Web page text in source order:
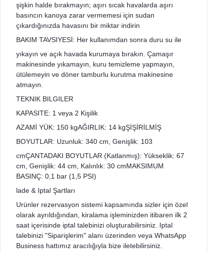
şişkin halde bırakmayın; aşırı sıcak havalarda aşırı
basıncın kanoya zarar vermemesi için sudan
çıkardığınızda havasını bir miktar indirin
BAKIM TAVSIYESİ: Her kullanımdan sonra duru su ile
yıkayın ve açık havada kurumaya bırakın. Çamaşır
makinesinde yıkamayın, kuru temizleme yapmayın,
ütülemeyin ve döner tamburlu kurutma makinesine
atmayın.
TEKNIK BILGILER
KAPASITE: 1 veya 2 Kişilik
AZAMİ YÜK: 150 kgAĞIRLIK: 14 kgŞİŞİRİLMİŞ
BOYUTLAR: Uzunluk: 340 cm, Genişlik: 103
cmÇANTADAKI BOYUTLAR (Katlanmış): Yükseklik: 67
cm, Genişlik: 44 cm, Kalınlık: 30 cmMAKSIMUM
BASINÇ: 0,1 bar (1,5 PSI)
lade & Iptal Şartları
Urünler rezervasyon sistemi kapsamında sizler için özel
olarak ayrıldığından, kiralama işleminizden itibaren ilk 2
saat içerisinde iptal talebinizi oluşturabilirsiniz. Iptal
talebinizi "Siparişlerim" alanı üzerinden veya WhatsApp
Business hattımız aracılığıyla bize iletebilirsiniz.